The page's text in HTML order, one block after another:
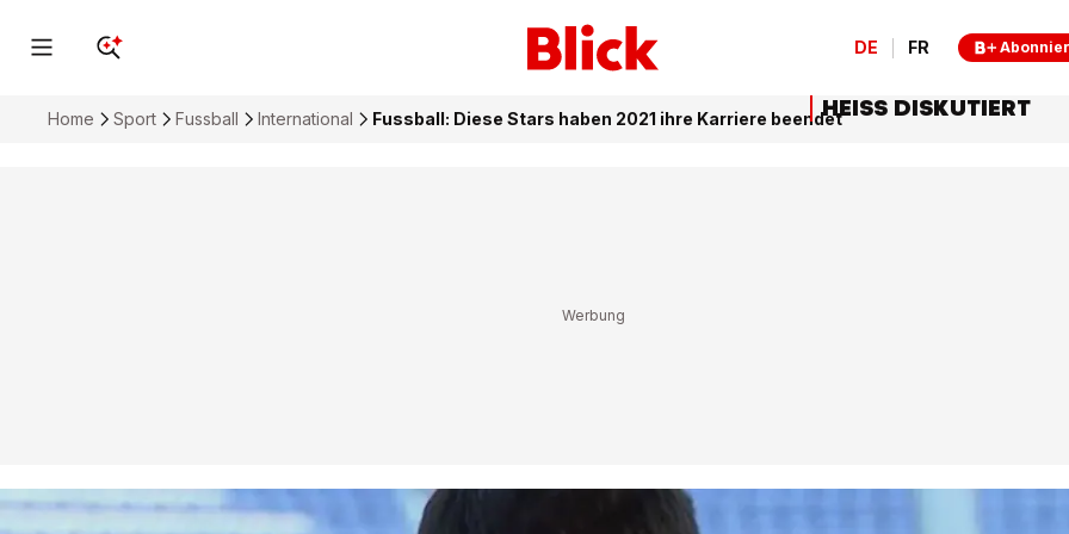
DE FR
Home Sport Fussball International Fussball: Diese Stars haben 2021 ihre Karriere beendetHEISS DISKUTIERT